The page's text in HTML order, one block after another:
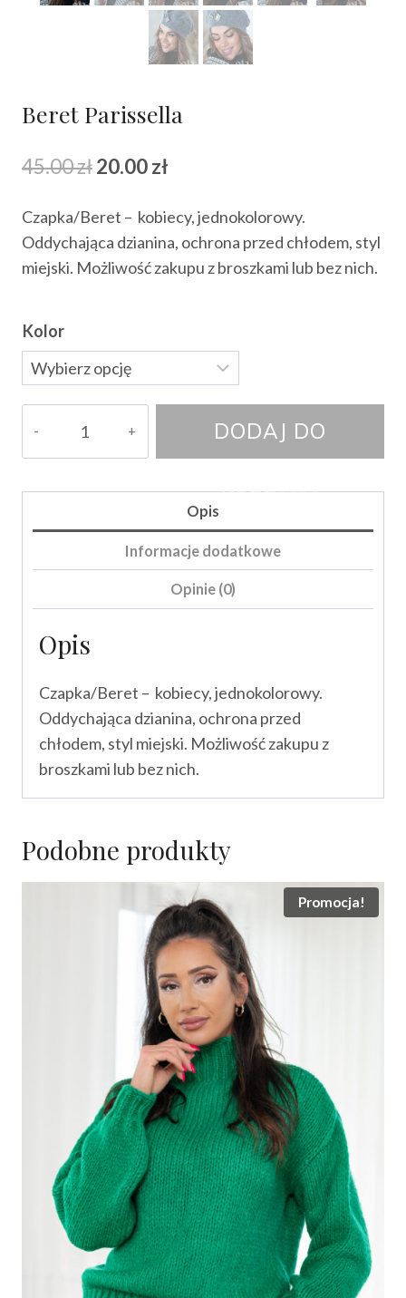
Beret Parissella
45.00złPierwotna
wynosiła:
45.00 zł.
20.00zł
wynosi:
20.00 zł.
Czapka/Beret – kobiecy, jednokolorowy.
Oddychająca dzianina, ochrona przed chłodem, styl
miejski. Możliwość zakupu z broszkami lub bez nich.
Kolor
DODAJ DO
KOSZYKA
Opis
Informacje dodatkowe
Opinie (0)
Opis
Czapka/Beret – kobiecy, jednokolorowy.
Oddychająca dzianina, ochrona przed
chłodem, styl miejski. Możliwość zakupu z
broszkami lub bez nich.
Podobne produkty
Promocja!